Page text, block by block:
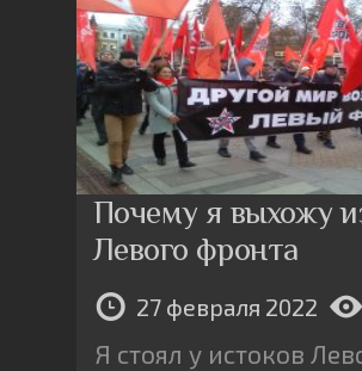
Почему я выхожу
Левого фронта
27 февраля 2022
Я стоял у истоков